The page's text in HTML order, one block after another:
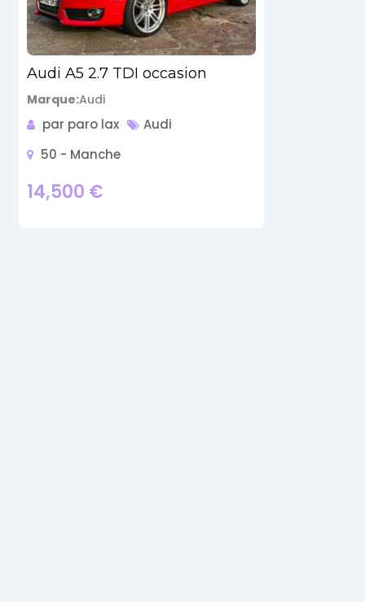
Audi A5 2.7 TDI occasion
Marque Audi
par paro lax
Audi
50 - Manche
14,500 €